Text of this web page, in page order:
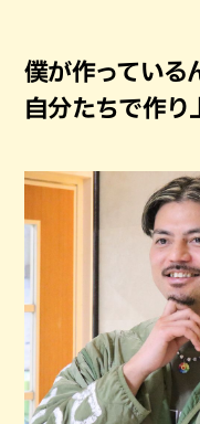
僕が作っている
自分たちで作り